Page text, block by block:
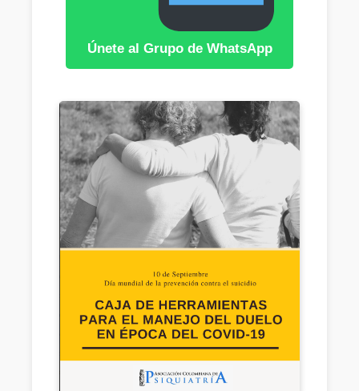
Únete al Grupo de WhatsApp